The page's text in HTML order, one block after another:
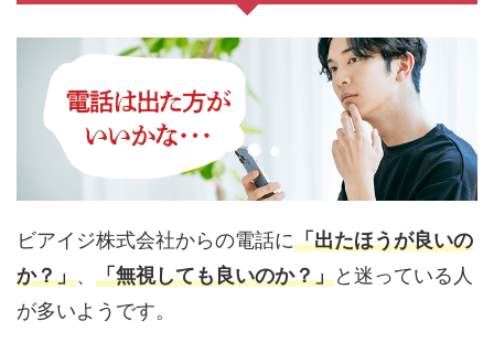
ビアイジ株式会社からの電話に「出たほうが良いの
か？」、 「無視しても良いのか？」と迷っている人
が多いようです。